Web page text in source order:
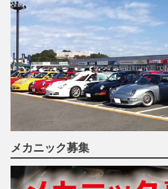
メカニック募集